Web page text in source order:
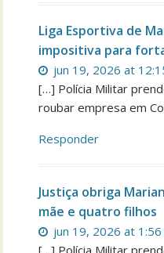
Liga Esportiva de
impositiva para
jun 19, 2026 at
[…] Polícia Militar
roubar empresa em
Responder
Justiça obriga
mãe e quatro filhos
jun 19, 2026 at 1:56
[…] Polícia Militar